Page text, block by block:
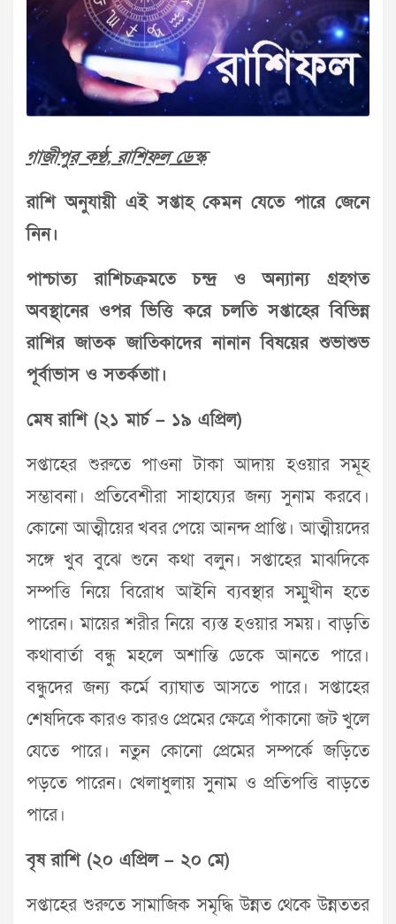
গাজীপুর কণ্ঠ, রাশিফল ডেস্ক
রাশি অনুযায়ী এই সপ্তাহ কেমন যেতে পারে জেনে
নিন।
পাশ্চাত্য রাশিচক্রমতে চন্দ্র ও অন্যান্য গ্রহগত
অবস্থানের ওপর ভিত্তি করে চলতি সপ্তাহের বিভিন্ন
রাশির জাতক জাতিকাদের নানান বিষয়ের শুভাশুভ
পূর্বাভাস ও সতর্কতাা।
মেষ রাশি (২১ মার্চ – ১৯ এপ্রিল)
সপ্তাহের শুরুতে পাওনা টাকা আদায় হওয়ার সমূহ
সম্ভাবনা। প্রতিবেশীরা সাহায্যের জন্য সুনাম করবে।
কোনো আত্মীয়ের খবর পেয়ে আনন্দ প্রাপ্তি। আত্মীয়দের
সঙ্গে খুব বুঝে শুনে কথা বলুন। সপ্তাহের মাঝদিকে
সম্পত্তি নিয়ে বিরোধ আইনি ব্যবস্থার সম্মুখীন হতে
পারেন। মায়ের শরীর নিয়ে ব্যস্ত হওয়ার সময়। বাড়তি
কথাবার্তা বন্ধু মহলে অশান্তি ডেকে আনতে পারে।
বন্ধুদের জন্য কর্মে ব্যাঘাত আসতে পারে। সপ্তাহের
শেষদিকে কারও কারও প্রেমের ক্ষেত্রে পাঁকানো জট খুলে
যেতে পারে। নতুন কোনো প্রেমের সম্পর্কে জড়িতে
পড়তে পারেন। খেলাধুলায় সুনাম ও প্রতিপত্তি বাড়তে
পারে।
বৃষ রাশি (২০ এপ্রিল – ২০ মে)
সপ্তাহের শুরুতে সামাজিক সমৃদ্ধি উন্নত থেকে উন্নততর